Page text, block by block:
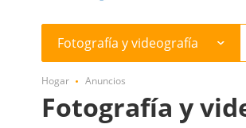
Fotografía y videografía
Hogar Anuncios
Fotografía y